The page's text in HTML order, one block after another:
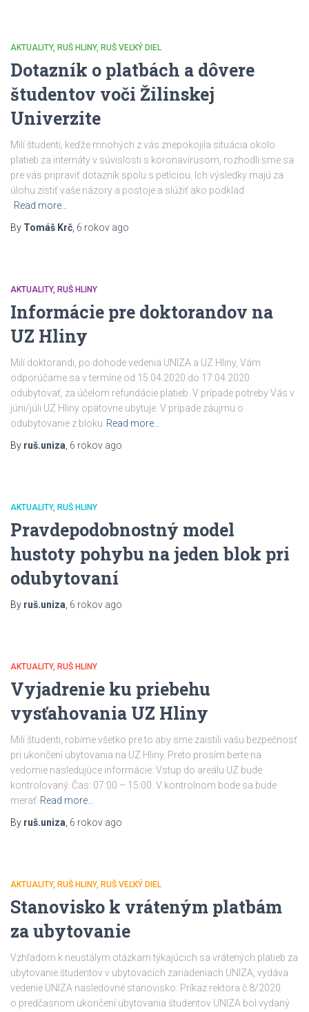
AKTUALITY RUŠ HLINY RUŠ VEĽKÝ DIEL
Dotazník o platbách a dôvere
študentov voči Žilinskej
Univerzite
Milí študenti, keďže mnohých z vás znepokojila situácia okolo
platieb za internáty v súvislosti s koronavírusom, rozhodli sme sa
pre vás pripraviť dotazník spolu s petíciou. Ich výsledky majú za
úlohu zistiť vaše názory a postoje a slúžiť ako podklad
Read more…
By Tomáš Krč 6 rokov ago
AKTUALITY RUŠ HLINY
Informácie pre doktorandov na
UZ Hliny
Milí doktorandi, po dohode vedenia UNIZA a UZ Hliny, Vám
odporúčame sa v termíne od 15.04.2020 do 17.04.2020
odubytovať, za účelom refundácie platieb. V prípade potreby Vás v
júni/júli UZ Hliny opätovne ubytuje. V prípade záujmu o
odubytovanie z bloku Read more…
By ruš.uniza 6 rokov ago
AKTUALITY RUŠ HLINY
Pravdepodobnostný model
hustoty pohybu na jeden blok pri
odubytovaní
By ruš.uniza 6 rokov ago
AKTUALITY RUŠ HLINY
Vyjadrenie ku priebehu
vysťahovania UZ Hliny
Milí študenti, robíme všetko pre to aby sme zaistili vašu bezpečnosť
pri ukončení ubytovania na UZ Hliny. Preto prosím berte na
vedomie nasledujúce informácie: Vstup do areálu UZ bude
kontrolovaný. Čas: 07:00 – 15:00. V kontrolnom bode sa bude
merať Read more…
By ruš.uniza 6 rokov ago
AKTUALITY RUŠ HLINY RUŠ VEĽKÝ DIEL
Stanovisko k vráteným platbám
za ubytovanie
Vzhľadom k neustálym otázkam týkajúcich sa vrátených platieb za
ubytovanie študentov v ubytovacích zariadeniach UNIZA, vydáva
vedenie UNIZA nasledovné stanovisko: Príkaz rektora č.8/2020
o predčasnom ukončení ubytovania študentov UNIZA bol vydaný